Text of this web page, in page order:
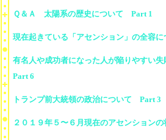
Ｑ＆Ａ 太陽系の歴史について Part 1
現在起きている「アセンション」の全容
有名人や成功者になった人が陥りやすい
Part 6
トランプ前大統領の政治について Part 3
２０１９年５〜６月現在のアセンション